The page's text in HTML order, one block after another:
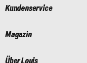
Kundenservice
Magazin
Über Louis